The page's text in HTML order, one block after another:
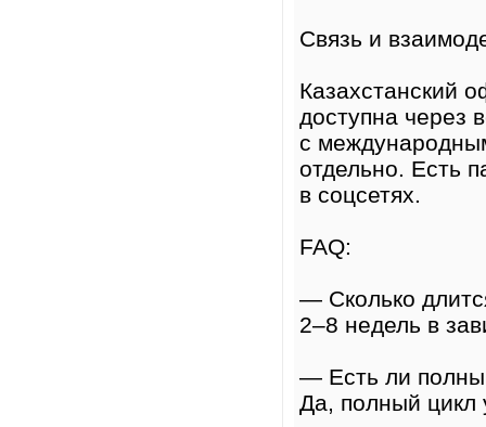
Связь и
Казахстанский
доступна через
с
отдельно. Есть
в соцсетях.
FAQ:
— Сколько
2–8 недель в
— Есть ли
Да, полный цикл